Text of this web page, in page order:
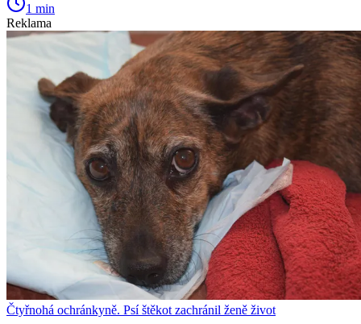
1 min
Reklama
Čtyřnohá ochránkyně. Psí štěkot zachránil ženě život